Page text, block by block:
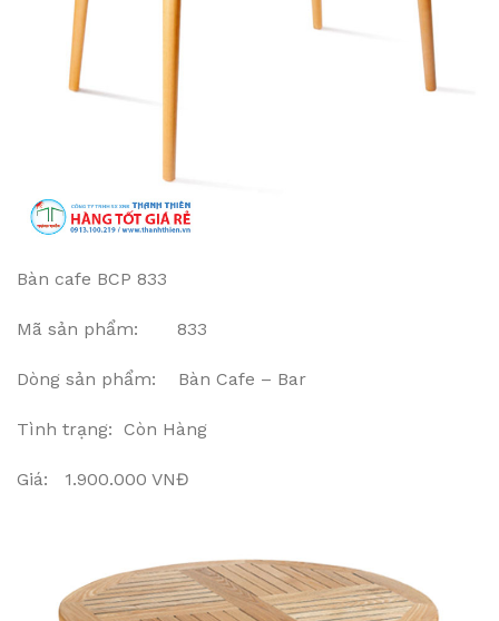
Bàn cafe BCP 833
Mã sản phẩm: 833
Dòng sản phẩm: Bàn Cafe – Bar
Tình trạng: Còn Hàng
Giá: 1.900.000 VNĐ